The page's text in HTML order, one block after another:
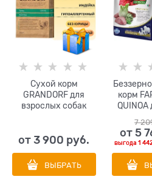
Сухой корм
GRANDORF для
взрослых собак
Maxi)
от3 900 руб.
ВЫБРАТЬ
корм
QUINOA
пород с
киноа
7
от5
выгода 1